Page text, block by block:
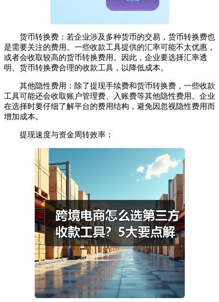
货币转换费：若企业涉及多种货币的交易，货币转换费也
是需要关注的费用。一些收款工具提供的汇率可能不太优惠，
或者会收取较高的货币转换费用。因此，企业要选择汇率透
明、货币转换费合理的收款工具，以降低成本。
其他隐性费用：除了提现手续费和货币转换费，一些收款
工具可能还会收取账户管理费、入账费等其他隐性费用。企业
在选择时要仔细了解平台的费用结构，避免因忽视隐性费用而
增加成本。
提现速度与资金周转效率：